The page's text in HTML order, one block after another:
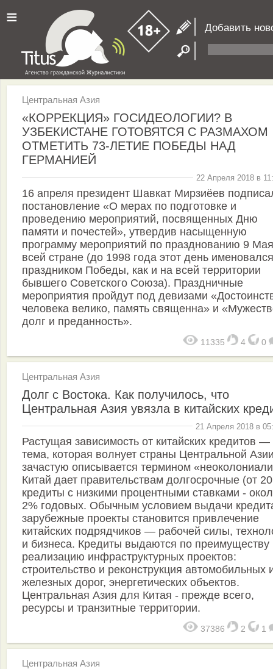
≡ Добавить
Центральная Азия
«КОРРЕКЦИЯ» ГОСИДЕОЛОГИИ? В
УЗБЕКИСТАНЕ ГОТОВЯТСЯ С РАЗМАХОМ
ОТМЕТИТЬ 73-ЛЕТИЕ ПОБЕДЫ НАД
ГЕРМАНИЕЙ
22 Апреля 2018 в
16 апреля президент Шавкат Мирзиёев
постановление «О мерах по подготовке и
проведению мероприятий, посвященных Дню
памяти и почестей», утвердив насыщенную
программу мероприятий по празднованию 9
всей стране (до 1998 года этот день именовался
праздником Победы, как и на всей территории
бывшего Советского Союза). Праздничные
мероприятия пройдут под девизами
человека велико, память священна» и
долг и преданность».
11335 4 0
Центральная Азия
Долг с Востока. Как получилось, что
Центральная Азия увязла в китайских
21 Апреля 2018 в
Растущая зависимость от китайских кредитов —
тема, которая волнует страны Центральной
зачастую описывается термином
Китай дает правительствам долгосрочные (от
кредиты с низкими процентными ставками -
2% годовых. Обычным условием выдачи
зарубежные проекты становится привлечение
китайских подрядчиков — рабочей силы,
и бизнеса. Кредиты выдаются по преимуществу
реализацию инфраструктурных проектов:
строительство и реконструкция автомобильных
железных дорог, энергетических объектов.
Центральная Азия для Китая - прежде всего,
ресурсы и транзитные территории.
37386 2 1
Центральная Азия